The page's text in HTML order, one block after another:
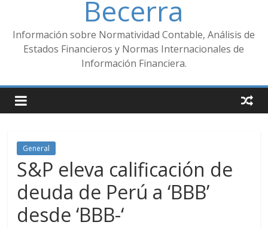
Becerra
Información sobre Normatividad Contable, Análisis de
Estados Financieros y Normas Internacionales de
Información Financiera.
General
S&P eleva calificación de
deuda de Perú a ‘BBB’
desde ‘BBB-‘